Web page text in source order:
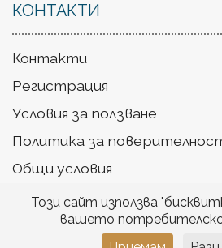
КОНТАКТИ
Контакти
Регистрация
Условия за ползване
Политика за
Общи условия
Доставка
Този сайт използва
вашето потребителско